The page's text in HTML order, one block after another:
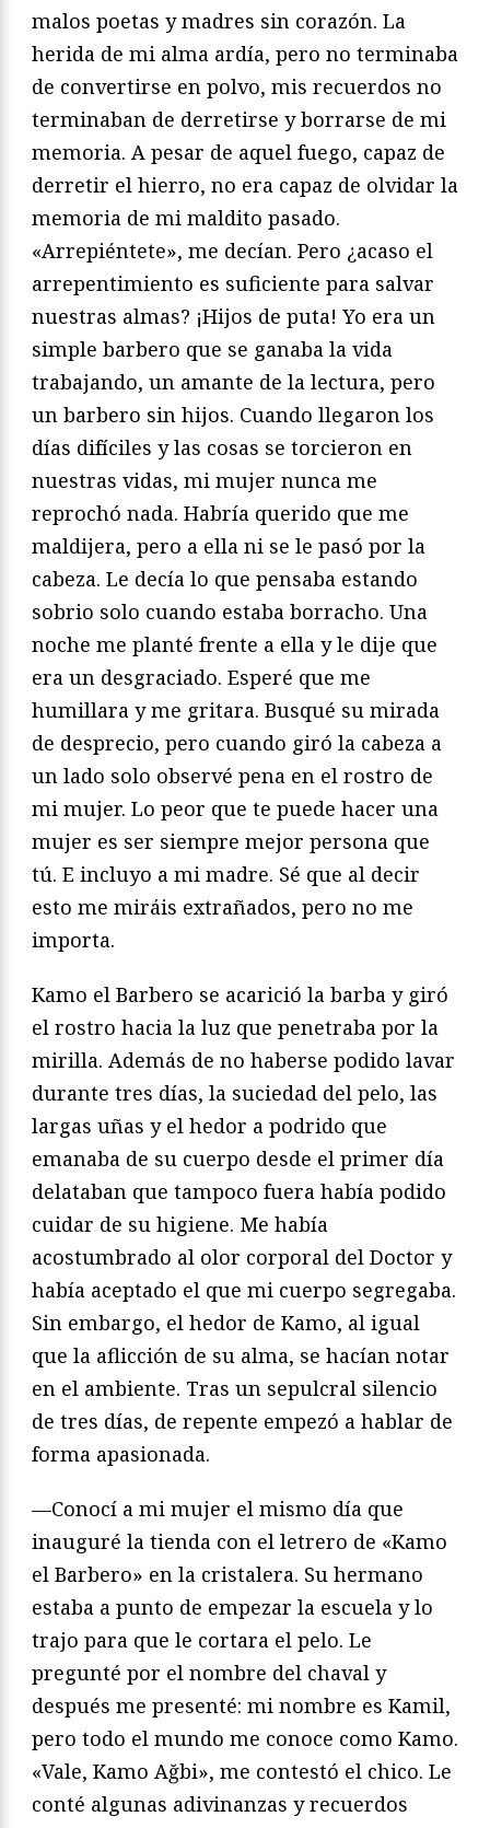
malos poetas y madres sin corazón. La
herida de mi alma ardía, pero no terminaba
de convertirse en polvo, mis recuerdos no
terminaban de derretirse y borrarse de mi
memoria. A pesar de aquel fuego, capaz de
derretir el hierro, no era capaz de olvidar la
memoria de mi maldito pasado.
«Arrepiéntete», me decían. Pero ¿acaso el
arrepentimiento es suficiente para salvar
nuestras almas? ¡Hijos de puta! Yo era un
simple barbero que se ganaba la vida
trabajando, un amante de la lectura, pero
un barbero sin hijos. Cuando llegaron los
días difíciles y las cosas se torcieron en
nuestras vidas, mi mujer nunca me
reprochó nada. Habría querido que me
maldijera, pero a ella ni se le pasó por la
cabeza. Le decía lo que pensaba estando
sobrio solo cuando estaba borracho. Una
noche me planté frente a ella y le dije que
era un desgraciado. Esperé que me
humillara y me gritara. Busqué su mirada
de desprecio, pero cuando giró la cabeza a
un lado solo observé pena en el rostro de
mi mujer. Lo peor que te puede hacer una
mujer es ser siempre mejor persona que
tú. E incluyo a mi madre. Sé que al decir
esto me miráis extrañados, pero no me
importa.
Kamo el Barbero se acarició la barba y giró
el rostro hacia la luz que penetraba por la
mirilla. Además de no haberse podido lavar
durante tres días, la suciedad del pelo, las
largas uñas y el hedor a podrido que
emanaba de su cuerpo desde el primer día
delataban que tampoco fuera había podido
cuidar de su higiene. Me había
acostumbrado al olor corporal del Doctor y
había aceptado el que mi cuerpo segregaba.
Sin embargo, el hedor de Kamo, al igual
que la aflicción de su alma, se hacían notar
en el ambiente. Tras un sepulcral silencio
de tres días, de repente empezó a hablar de
forma apasionada.
—Conocí a mi mujer el mismo día que
inauguré la tienda con el letrero de «Kamo
el Barbero» en la cristalera. Su hermano
estaba a punto de empezar la escuela y lo
trajo para que le cortara el pelo. Le
pregunté por el nombre del chaval y
después me presenté: mi nombre es Kamil,
pero todo el mundo me conoce como Kamo.
«Vale, Kamo Ağbi», me contestó el chico. Le
conté algunas adivinanzas y recuerdos